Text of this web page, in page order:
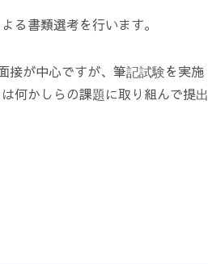
る書類選考を行います。
接が中心ですが、筆記試験を実施
何かしらの課題に取り組んで提出